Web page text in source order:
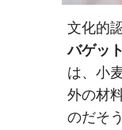
文化的
バゲッ
は、小
外の材
のだそ